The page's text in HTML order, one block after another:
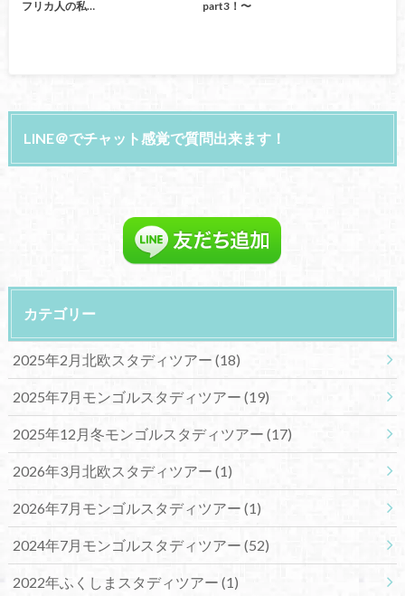
フリカ人の私… part3！〜
LINE＠でチャット感覚で質問出来ます！
カテゴリー
2025年2月北欧スタディツアー (18)
2025年7月モンゴルスタディツアー (19)
2025年12月冬モンゴルスタディツアー (17)
2026年3月北欧スタディツアー (1)
2026年7月モンゴルスタディツアー (1)
2024年7月モンゴルスタディツアー (52)
2022年ふくしまスタディツアー (1)